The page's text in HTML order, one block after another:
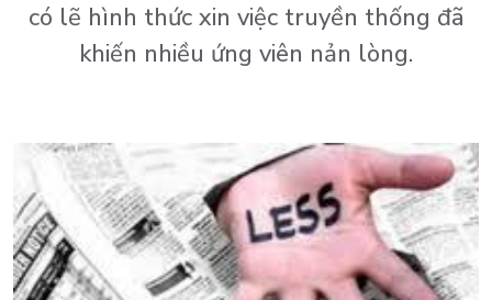
có lẽ hình thức xin việc truyền thống đã
khiến nhiều ứng viên nản lòng.